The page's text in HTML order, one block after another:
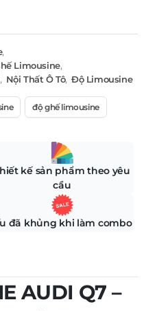
,
Limousine,
, Nội Thất Ô Tô, Độ Limousine
độ ghế limousine
kế sản phẩm theo yêu
cầu
đã khủng khi làm combo
AUDI Q7 –